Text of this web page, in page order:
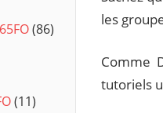
les
Comme
tutoriels
(86)
(11)